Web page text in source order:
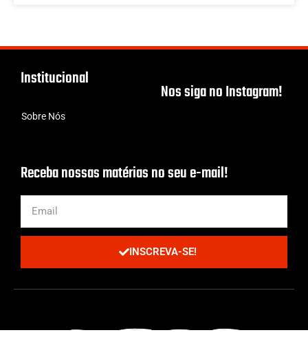
Institucional
Sobre Nós
Nos siga no Instagram!
Receba nossas matérias no seu e-mail!
INSCREVA-SE!